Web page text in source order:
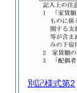
別記様式第2